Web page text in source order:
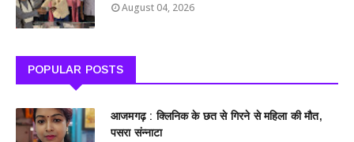
August 04, 2026
POPULAR POSTS
आजमगढ़ : क्लिनिक के छत से गिरने से महिला की मौत,
पसरा संन्नाटा